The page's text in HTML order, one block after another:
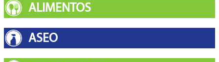
ALIMENTOS
ASEO